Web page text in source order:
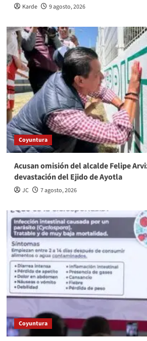
Karde 9 agosto, 2026
Coyuntura
Acusan omisión del alcalde Felipe
devastación del Ejido de Ayotla
JC 7 agosto, 2026
Coyuntura